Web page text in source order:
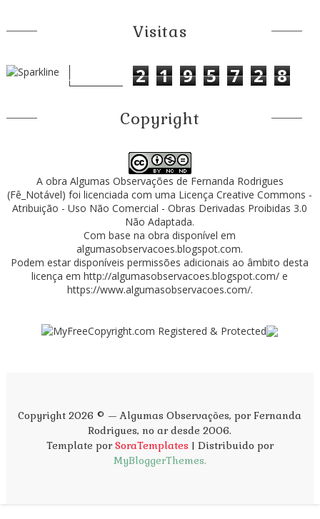
Visitas
2 1 9 5 7 2 8
Copyright
A obra Algumas Observações de Fernanda Rodrigues
(Fê_Notável) foi licenciada com uma LicençaCreative Commons -
Atribuição - Uso Não Comercial - Obras Derivadas Proibidas 3.0
Não Adaptada.
Com base na obra disponível em
algumasobservacoes.blogspot.com.
Podem estar disponíveis permissões adicionais ao âmbito desta
licença emhttp://algumasobservacoes.blogspot.com/ e
https://www.algumasobservacoes.com/.
Copyright 2026 © — Algumas Observações, por Fernanda
Rodrigues, no ar desde 2006.
Template porSoraTemplates | Distribuido por
MyBloggerThemes.